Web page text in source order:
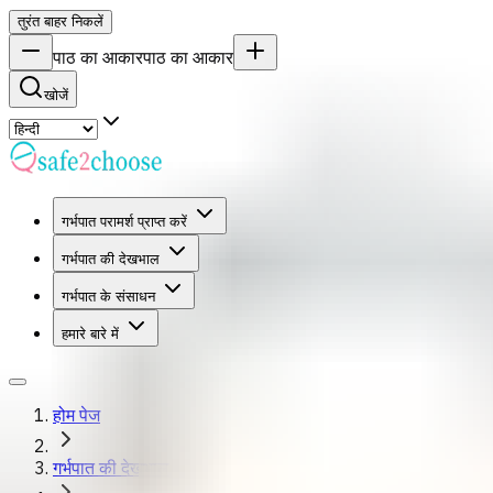
तुरंत बाहर निकलें
पाठ का आकारपाठ का आकार
खोजें
गर्भपात परामर्श प्राप्त करें
गर्भपात की देखभाल
गर्भपात के संसाधन
हमारे बारे में
होम पेज
गर्भपात की देखभाल